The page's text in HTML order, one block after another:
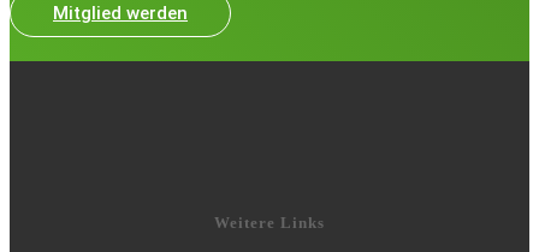
Mitglied werden
Weitere Links